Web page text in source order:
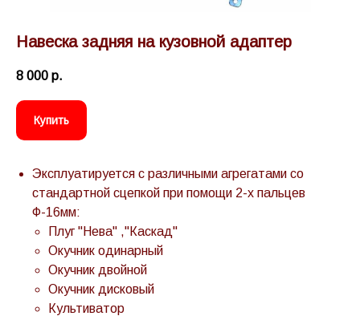
Навеска задняя на кузовной адаптер
8 000 р.
Купить
Эксплуатируется с различными агрегатами со
стандартной сцепкой при помощи 2-х пальцев
Ф-16мм:
Плуг "Нева" ,"Каскад"
Окучник одинарный
Окучник двойной
Окучник дисковый
Культиватор